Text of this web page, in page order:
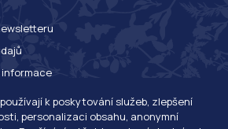
k poskytování služeb, zlepšení
personalizaci obsahu, anonymní